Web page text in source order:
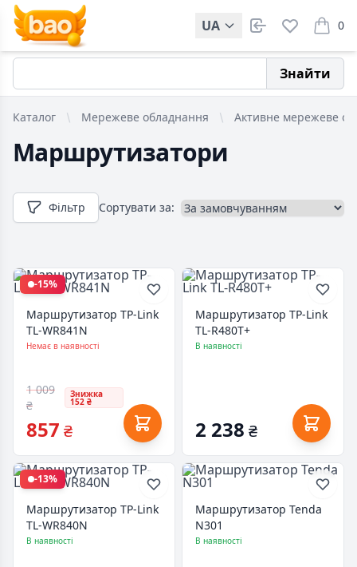
UA 0
items
Знайти
Каталог Мережеве обладнання Активне мережеве
Маршрутизатори
Фільтр Сортувати за:
-15%
Маршрутизатор TP-Link
TL-WR841N
Немає в наявності
1 009
₴
Знижка
152 ₴
857 ₴
Маршрутизатор TP-Link
TL-R480T+
В наявності
2 238 ₴
-13%
Маршрутизатор TP-Link
TL-WR840N
В наявності
Маршрутизатор Tenda
N301
В наявності